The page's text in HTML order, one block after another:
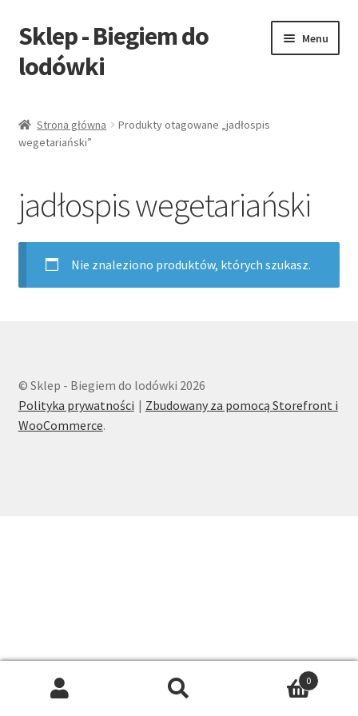
Przejdź
do
nawigacji
Przejdź
do
treści
Sklep - Biegiem do
lodówki
Menu
Kup Ebook
Strona główna
Produkty otagowane „jadłospis
wegetariański”
jadłospis wegetariański
Nie znaleziono produktów, których szukasz.
© Sklep - Biegiem do lodówki 2026
Polityka prywatności
Zbudowany za pomocą Storefront i
WooCommerce.
0